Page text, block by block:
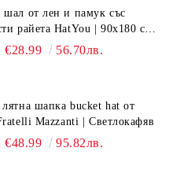
от лен и памук със
райета HatYou | 90x180 см |
€28.99 56.70лв.
шапка bucket hat от
Mazzanti | Светлокафяв
€48.99 95.82лв.